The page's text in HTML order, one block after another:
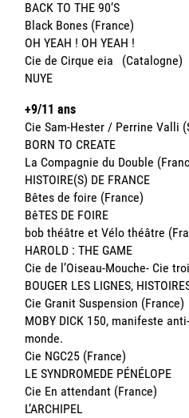
BACK TO THE 90’S
Black Bones (France)
OH YEAH ! OH YEAH !
Cie de Cirque eia (Catalogne)
NUYE
+9/11 ans
Cie Sam-Hester / Perrine Valli
BORN TO CREATE
La Compagnie du Double
HISTOIRE(S) DE FRANCE
Bêtes de foire (France)
BêTES DE FOIRE
bob théâtre et Vélo théâtre
HAROLD : THE GAME
Cie de l’Oiseau-Mouche- Cie
BOUGER LES LIGNES,
Cie Granit Suspension (France)
MOBY DICK 150, manifeste
monde.
Cie NGC25 (France)
LE SYNDROMEDE PÉNÉLOPE
Cie En attendant (France)
L’ARCHIPEL